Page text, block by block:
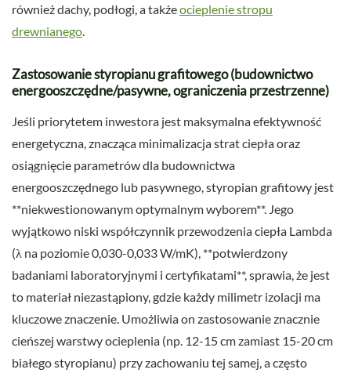
również dachy, podłogi, a takżeocieplenie stropu
drewnianego.
Zastosowanie styropianu grafitowego (budownictwo
energooszczędne/pasywne, ograniczenia przestrzenne)
Jeśli priorytetem inwestora jest maksymalna efektywność
energetyczna, znacząca minimalizacja strat ciepła oraz
osiągnięcie parametrów dla budownictwa
energooszczędnego lub pasywnego, styropian grafitowy jest
**niekwestionowanym optymalnym wyborem**. Jego
wyjątkowo niski współczynnik przewodzenia ciepła Lambda
(λ na poziomie 0,030-0,033 W/mK), **potwierdzony
badaniami laboratoryjnymi i certyfikatami**, sprawia, że jest
to materiał niezastąpiony, gdzie każdy milimetr izolacji ma
kluczowe znaczenie. Umożliwia on zastosowanie znacznie
cieńszej warstwy ocieplenia (np. 12-15 cm zamiast 15-20 cm
białego styropianu) przy zachowaniu tej samej, a często